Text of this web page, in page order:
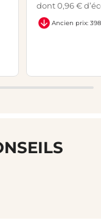
dont 0,96 €
Ancien prix: